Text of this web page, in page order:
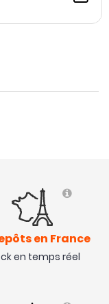
en France
en temps réel